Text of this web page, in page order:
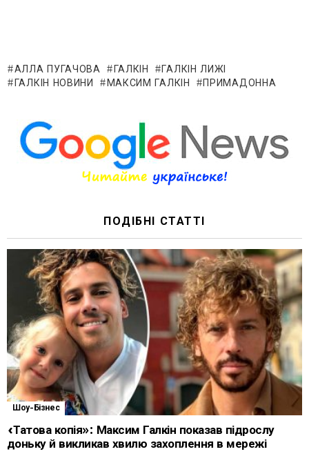
АЛЛА ПУГАЧОВА ГАЛКІН
ГАЛКІН ЛИЖІ
ГАЛКІН НОВИНИ
МАКСИМ ГАЛКІН ПРИМАДОННА
ПОДІБНІ СТАТТІ
Шоу-Бізнес
«Татова копія»: Максим Галкін показав підрослу
доньку й викликав хвилю захоплення в мережі